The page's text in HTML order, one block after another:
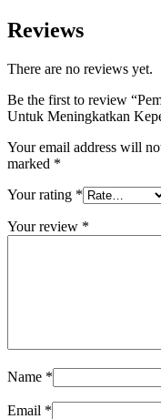
Reviews
There are no reviews yet.
Be the first to review
Untuk Meningkatkan
Your email address will
marked *
Your rating *
Your review *
Name *
Email *